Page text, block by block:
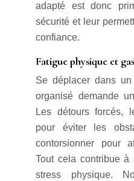
adapté est donc
sécurité et leur
confiance.
Fatigue physique et
Se déplacer dans un
organisé demande
Les détours forcés,
pour éviter les
contorsionner pour
Tout cela contribue
stress physique.